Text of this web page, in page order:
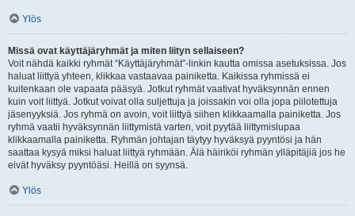
Ylös
Missä ovat käyttäjäryhmät ja miten liityn sellaiseen?
Voit nähdä kaikki ryhmät “Käyttäjäryhmät”-linkin kautta omissa asetuksissa. Jos
haluat liittyä yhteen, klikkaa vastaavaa painiketta. Kaikissa ryhmissä ei
kuitenkaan ole vapaata pääsyä. Jotkut ryhmät vaativat hyväksynnän ennen
kuin voit liittyä. Jotkut voivat olla suljettuja ja joissakin voi olla jopa piilotettuja
jäsenyyksiä. Jos ryhmä on avoin, voit liittyä siihen klikkaamalla painiketta. Jos
ryhmä vaatii hyväksynnän liittymistä varten, voit pyytää liittymislupaa
klikkaamalla painiketta. Ryhmän johtajan täytyy hyväksyä pyyntösi ja hän
saattaa kysyä miksi haluat liittyä ryhmään. Älä häiriköi ryhmän ylläpitäjiä jos he
eivät hyväksy pyyntöäsi. Heillä on syynsä.
Ylös